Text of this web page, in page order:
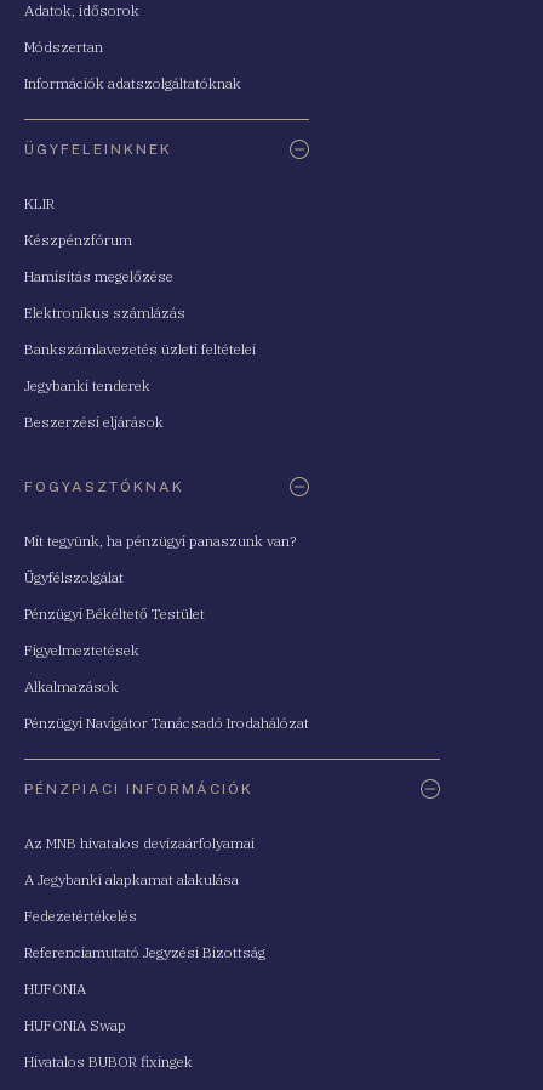
Adatok, idősorok
Módszertan
Információk adatszolgáltatóknak
ÜGYFELEINKNEK
KLIR
Készpénzfórum
Hamisítás megelőzése
Elektronikus számlázás
Bankszámlavezetés üzleti feltételei
Jegybanki tenderek
Beszerzési eljárások
FOGYASZTÓKNAK
Mit tegyünk, ha pénzügyi panaszunk van?
Ügyfélszolgálat
Pénzügyi Békéltető Testület
Figyelmeztetések
Alkalmazások
Pénzügyi Navigátor Tanácsadó Irodahálózat
PÉNZPIACI INFORMÁCIÓK
Az MNB hivatalos devizaárfolyamai
A Jegybanki alapkamat alakulása
Fedezetértékelés
Referenciamutató Jegyzési Bizottság
HUFONIA
HUFONIA Swap
Hivatalos BUBOR fixingek